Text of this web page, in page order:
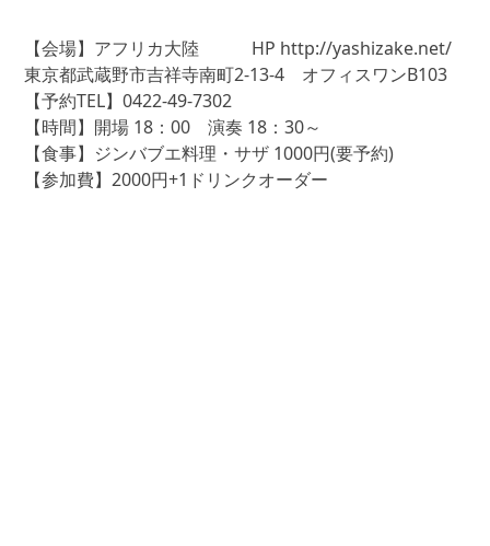
【会場】アフリカ大陸 HP http://yashizake.net/
東京都武蔵野市吉祥寺南町2-13-4 オフィスワンB103
【予約TEL】0422-49-7302
【時間】開場 18：00 演奏 18：30～
【食事】ジンバブエ料理・サザ 1000円(要予約)
【参加費】2000円+1ドリンクオーダー